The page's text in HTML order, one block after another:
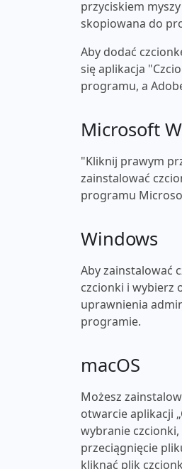
przyciskiem
skopiowana do
Aby dodać
się aplikacja
programu, a
Microsoft
"Kliknij prawym
zainstalować
programu
Windows
Aby zainstalować
czcionki i wybierz
uprawnienia
programie.
macOS
Możesz
otwarcie aplikacji
wybranie
przeciągnięcie
kliknąć plik